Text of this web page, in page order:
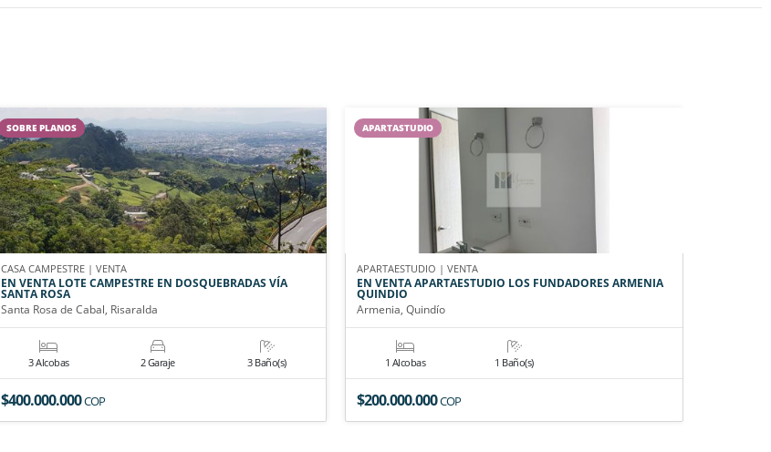
SOBRE PLANOS
CASA CAMPESTRE | VENTA
EN VENTA LOTE CAMPESTRE EN DOSQUEBRADAS VÍA
SANTA ROSA
Santa Rosa de Cabal, Risaralda
3 Alcobas 2 Garaje 3 Baño(s)
$400.000.000COP
APARTASTUDIO
APARTAESTUDIO | VENTA
EN VENTA APARTAESTUDIO LOS FUNDADORES ARMENIA
QUINDIO
Armenia, Quindío
1 Alcobas 1 Baño(s)
$200.000.000COP